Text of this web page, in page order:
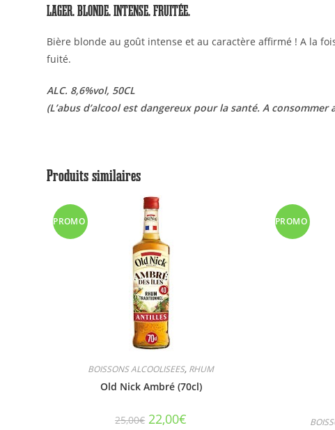
LAGER. BLONDE. INTENSE. FRUITÉE.
Bière blonde au goût intense et au caractère affirmé ! A la
fuité.
ALC. 8,6%vol, 50CL
(L’abus d’alcool est dangereux pour la santé. A consommer
Produits similaires
PROMO
BOISSONS ALCOOLISEES, RHUM
Old Nick Ambré (70cl)
25,00€ 22,00€
PROMO